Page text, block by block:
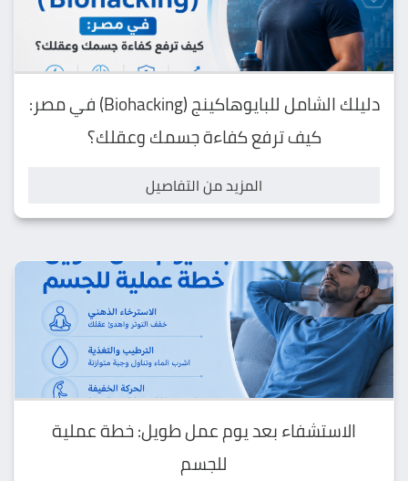
دليلك الشامل للبايوهاكينج (Biohacking) في مصر:
كيف ترفع كفاءة جسمك وعقلك؟
المزيد من التفاصيل
الاستشفاء بعد يوم عمل طويل: خطة عملية
للجسم